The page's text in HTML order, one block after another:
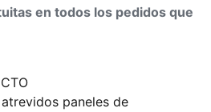
en todos los pedidos que
paneles de